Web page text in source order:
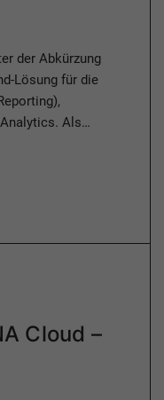
der Abkürzung
Lösung für die
Als…
Cloud –